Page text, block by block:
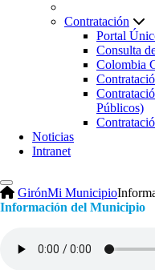
Contratación
Portal
Consulta
Colombia
Públicos)
Noticias
Intranet
GirónMi Municipio
Información del Municipio